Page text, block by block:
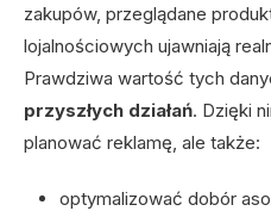
zakupów, przeglądane
lojalnościowych ujawniają
Prawdziwa wartość tych
przyszłych działań. Dzięki
planować reklamę, ale także:
optymalizować dobór